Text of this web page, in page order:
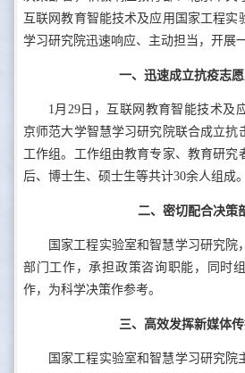
互联网教育智能技术及应用国家工程实
学习研究院迅速响应、主动担当，开展
一、迅速成立抗疫志
1月29日，互联网教育智能技术及
京师范大学智慧学习研究院联合成立抗
工作组。工作组由教育专家、教育研究
后、博士生、硕士生等共计30余人组成。
二、密切配合决策
国家工程实验室和智慧学习研究院
部门工作，承担政策咨询职能，同时
作，为科学决策作参考。
三、高效发挥新媒体
国家工程实验室和智慧学习研究院